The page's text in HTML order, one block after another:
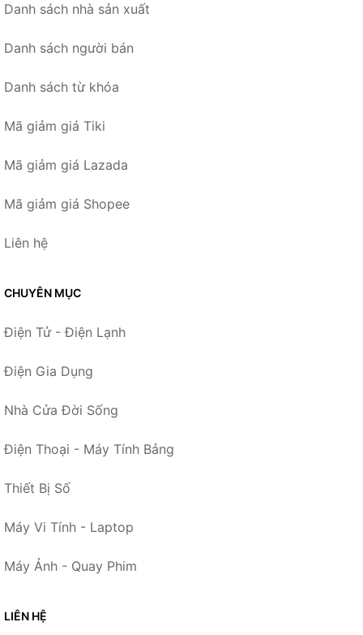
Danh sách nhà sản xuất
Danh sách người bán
Danh sách từ khóa
Mã giảm giá Tiki
Mã giảm giá Lazada
Mã giảm giá Shopee
Liên hệ
CHUYÊN MỤC
Điện Tử - Điện Lạnh
Điện Gia Dụng
Nhà Cửa Đời Sống
Điện Thoại - Máy Tính Bảng
Thiết Bị Số
Máy Vi Tính - Laptop
Máy Ảnh - Quay Phim
LIÊN HỆ